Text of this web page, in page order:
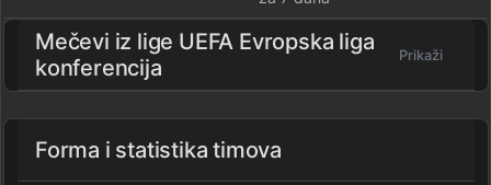
Mečevi iz lige UEFA Evropska liga
konferencija
Prikaži
Forma i statistika timova